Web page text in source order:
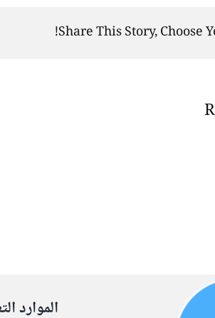
Share This Story, Choose
الموارد